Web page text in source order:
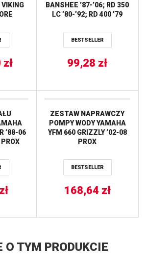
VIKING
zł
BANSHEE ’87-’06; RD 350
LC ’80-’92; RD 400 ’79
BESTSELLER
99,28 zł
’88-06
zł
ZESTAW NAPRAWCZY
POMPY WODY YAMAHA
YFM 660 GRIZZLY ’02-08
PROX
BESTSELLER
168,64 zł
O TYM PRODUKCIE